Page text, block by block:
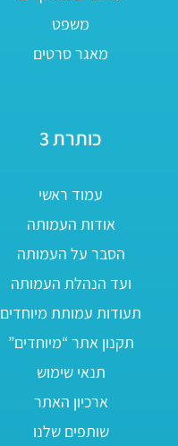
משפט
מאגר סרטים
כותרת 3
עמוד ראשי
אודות העמותה
הסבר על העמותה
ועד הנהלת העמותה
תעודות עמותת מיוחדים
תקנון אתר “מיוחדים”
תנאי שימוש
ארכיון האתר
שותפים שלנו